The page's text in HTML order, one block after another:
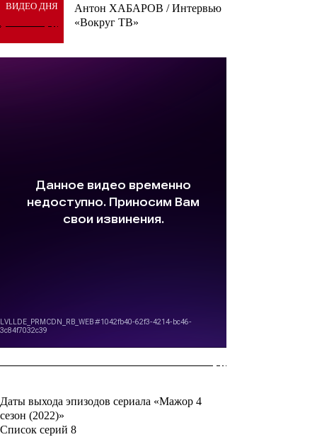
ВИДЕО ДНЯ
Антон ХАБАРОВ / Интервью
«Вокруг ТВ»
Даты выхода эпизодов сериала «Мажор 4
сезон (2022)»
Список серий 8